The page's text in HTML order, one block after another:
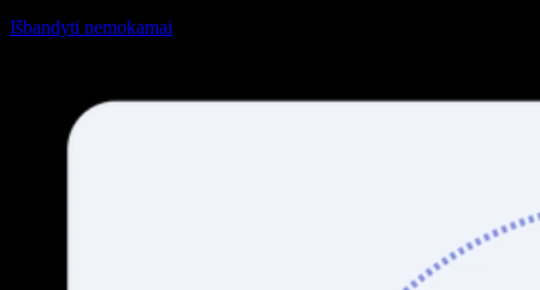
Išbandyti nemokamai